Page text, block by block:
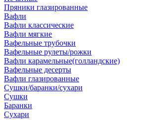
Пряники глазированные
Вафли
Вафли классические
Вафли мягкие
Вафельные трубочки
Вафельные рулеты/рожки
Вафли карамельные(голландские)
Вафельные десерты
Вафли глазированные
Сушки/баранки/сухари
Сушки
Баранки
Сухари